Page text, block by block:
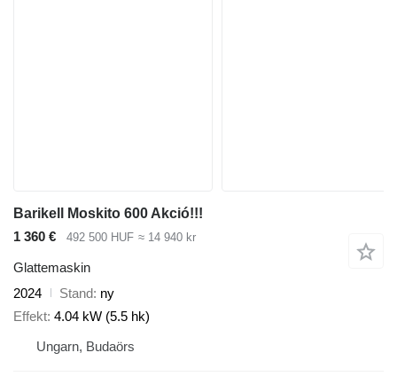
Barikell Moskito 600 Akció!!!
1 360 €
492 500 HUF ≈ 14 940 kr
Glattemaskin
2024
Stand ny
Effekt 4.04 kW (5.5 hk)
Ungarn, Budaörs